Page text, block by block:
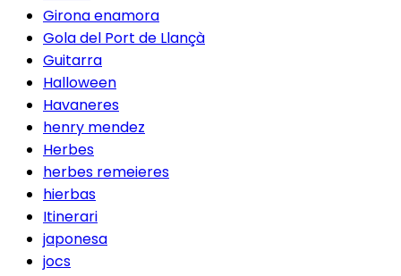
Girona enamora
Gola del Port de Llançà
Guitarra
Halloween
Havaneres
henry mendez
Herbes
herbes remeieres
hierbas
Itinerari
japonesa
jocs